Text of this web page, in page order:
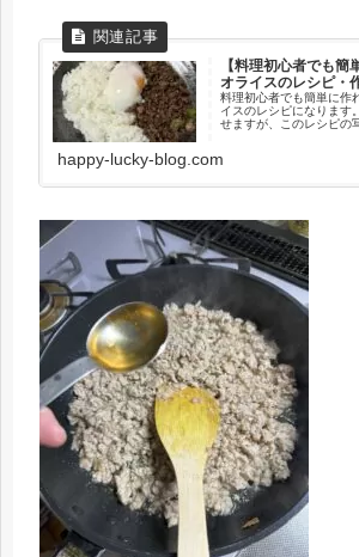
【料理初心者でも
オライスのレシピ・
料理初心者でも簡単に作
イスのレシピになります
せますが、このレシピの
あるので、時間がない
をオススメします。
happy-lucky-blog.com